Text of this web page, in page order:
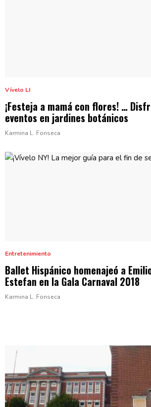
Vívelo LI
¡Festeja a mamá con flores! …
eventos en jardines botánicos
Karmina L. Fonseca
Entretenimiento
Ballet Hispánico homenajeó a
Estefan en la Gala Carnaval 2018
Karmina L. Fonseca